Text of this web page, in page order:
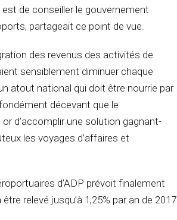
de conseiller le gouvernement
partageait ce point de vue.
des revenus des activités de
sensiblement diminuer chaque
atout national qui doit être nourrie par
décevant que le
d’accomplir une solution gagnant-
les voyages d’affaires et
d’ADP prévoit finalement
relevé jusqu’à 1,25% par an de 2017